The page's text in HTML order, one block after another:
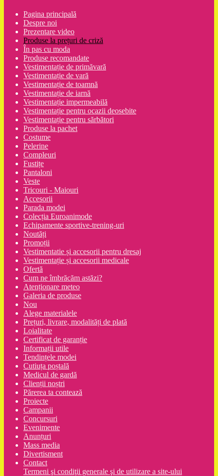
Pagina principală
Despre noi
Prezentare video
Produse la prețuri de criză
În pas cu moda
Produse recomandate
Vestimentație de primăvară
Vestimentație de vară
Vestimentație de toamnă
Vestimentație de iarnă
Vestimentație impermeabilă
Vestimentație pentru ocazii deosebite
Vestimentație pentru sărbători
Produse la pachet
Costume
Pelerine
Compleuri
Fustițe
Pantaloni
Veste
Tricouri - Maiouri
Accesorii
Parada modei
Colecția Euroanimode
Echipamente sportive-trening-uri
Noutăți
Promoții
Vestimentatie și accesorii pentru dresaj
Vestimentație și accesorii medicale
Ofertă
Cum ne îmbrăcăm astăzi?
Atenționare meteo
Galeria de produse
Nou
Alege materialele
Prețuri, livrare, modalități de plată
Loialitate
Certificat de garanție
Informații utile
Tendințele modei
Cutiuța poștală
Medicul de gardă
Clienții noștri
Părerea ta contează
Proiecte
Campanii
Concursuri
Evenimente
Anunțuri
Mass media
Divertisment
Contact
Termeni şi condiţii generale şi de utilizare a site-ului